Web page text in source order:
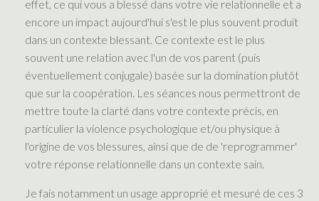
effet, ce qui vous a blessé dans votre vie relationnelle et a
encore un impact aujourd'hui s'est le plus souvent produit
dans un contexte blessant. Ce contexte est le plus
souvent une relation avec l'un de vos parent (puis
éventuellement conjugale) basée sur la domination plutôt
que sur la coopération. Les séances nous permettront de
mettre toute la clarté dans votre contexte précis, en
particulier la violence psychologique et/ou physique à
l'origine de vos blessures, ainsi que de de 'reprogrammer'
votre réponse relationnelle dans un contexte sain.
Je fais notamment un usage approprié et mesuré de ces 3